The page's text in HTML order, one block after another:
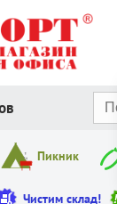
Пикник
Чистим склад!